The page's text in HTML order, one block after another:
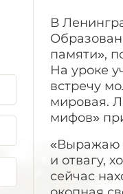
В
памяти»,
На уроке
встречу
мировая.
мифов»
«Выражаю
и отвагу,
сейчас